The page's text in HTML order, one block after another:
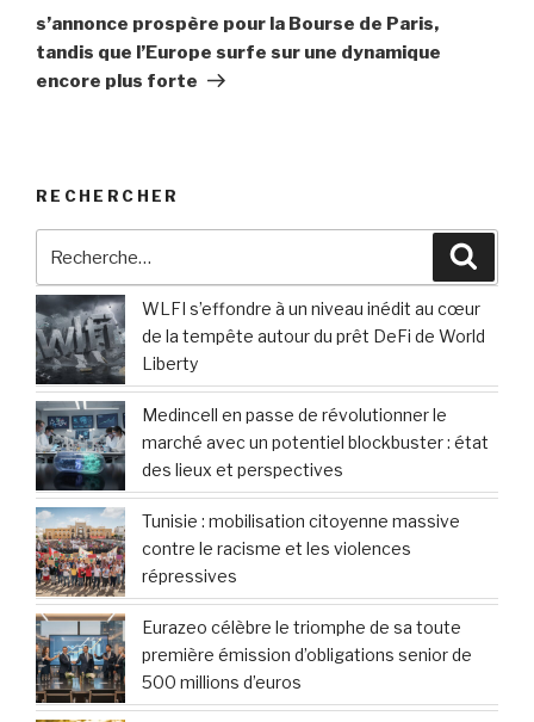
suivant
s’annonce prospère pour la Bourse de Paris,
tandis que l’Europe surfe sur une dynamique
encore plus forte
RECHERCHER
:
WLFI s’effondre à un niveau inédit au cœur
de la tempête autour du prêt DeFi de World
Liberty
Medincell en passe de révolutionner le
marché avec un potentiel blockbuster : état
des lieux et perspectives
Tunisie : mobilisation citoyenne massive
contre le racisme et les violences
répressives
Eurazeo célèbre le triomphe de sa toute
première émission d’obligations senior de
500 millions d’euros